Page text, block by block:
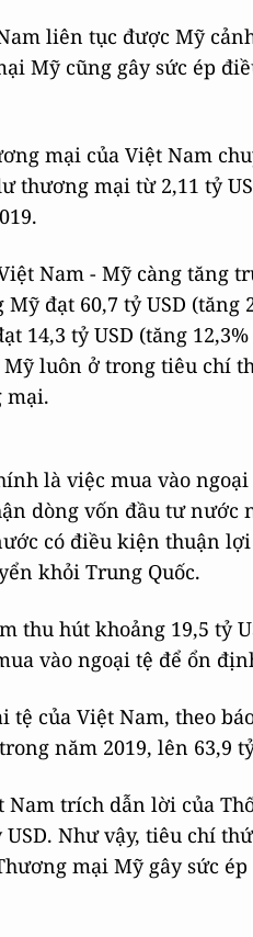
liên tục được Mỹ
Mỹ cũng gây sức ép
mại của Việt Nam
thương mại từ 2,11 tỷ
Nam - Mỹ càng tăng
đạt 60,7 tỷ USD
14,3 tỷ USD (tăng
luôn ở trong tiêu chí
mại.
là việc mua vào
dòng vốn đầu tư nước
có điều kiện thuận
khỏi Trung Quốc.
thu hút khoảng 19,5 tỷ
vào ngoại tệ để ổn
của Việt Nam, theo
năm 2019, lên 63,9
trích dẫn lời của
Như vậy, tiêu chí
mại Mỹ gây sức